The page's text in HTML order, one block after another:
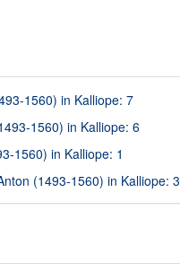
1560) in Kalliope: 7
1560) in Kalliope: 6
1560) in Kalliope: 1
(1493-1560) in Kalliope: 3